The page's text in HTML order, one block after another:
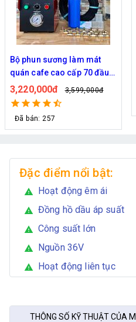
Bộ phun sương làm mát
quán cafe cao cấp 70 đầu
phun
3,220,000đ 3,599,000đ
Đã bán: 257
Đặc điểm nổi bật:
warning Hoạt động êm ái
warning Đồng hồ dầu áp suất
warning Công suất lớn
warning Nguồn 36V
warning Hoạt động liên tục
THÔNG SỐ KỸ THUẬT CỦA